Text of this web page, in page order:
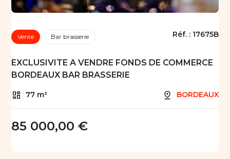
Vente Bar brasserie Réf. : 17675B
EXCLUSIVITE A VENDRE FONDS DE COMMERCE
BORDEAUX BAR BRASSERIE
77 m² BORDEAUX
85 000,00 €